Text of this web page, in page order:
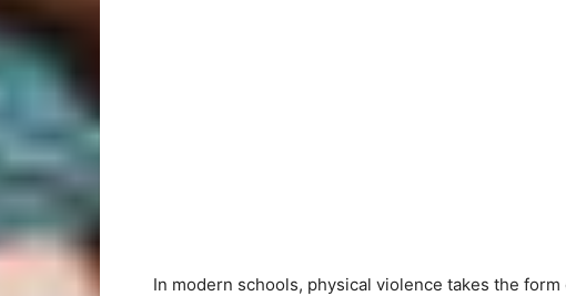
In modern schools, physical violence takes the